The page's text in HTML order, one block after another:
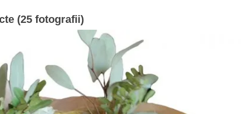
(25 fotografii)